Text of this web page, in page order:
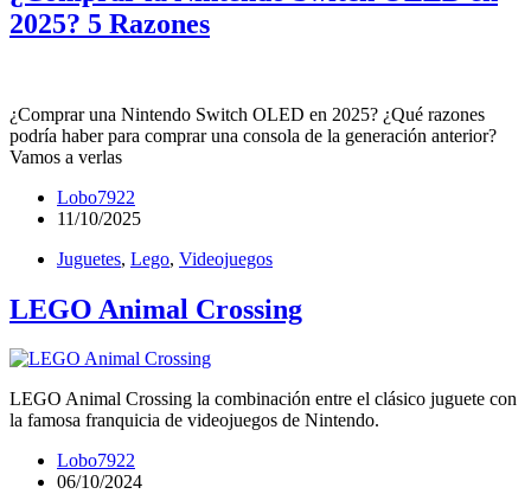
2025? 5 Razones
¿Comprar una Nintendo Switch OLED en 2025? ¿Qué razones
podría haber para comprar una consola de la generación anterior?
Vamos a verlas
Lobo7922
11/10/2025
Juguetes, Lego, Videojuegos
LEGO Animal Crossing
LEGO Animal Crossing la combinación entre el clásico juguete con
la famosa franquicia de videojuegos de Nintendo.
Lobo7922
06/10/2024